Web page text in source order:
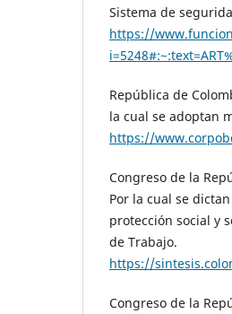
Sistema de
https://
República de
la cual se adoptan
https://
Congreso de la
Por la cual se
protección social y
de Trabajo.
https://
Congreso de la